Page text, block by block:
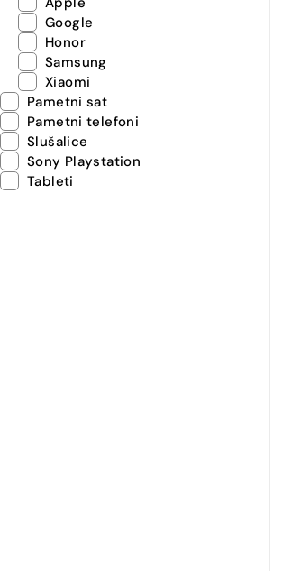
Google
Honor
Samsung
Xiaomi
Pametni sat
Pametni telefoni
Slušalice
Sony Playstation
Tableti